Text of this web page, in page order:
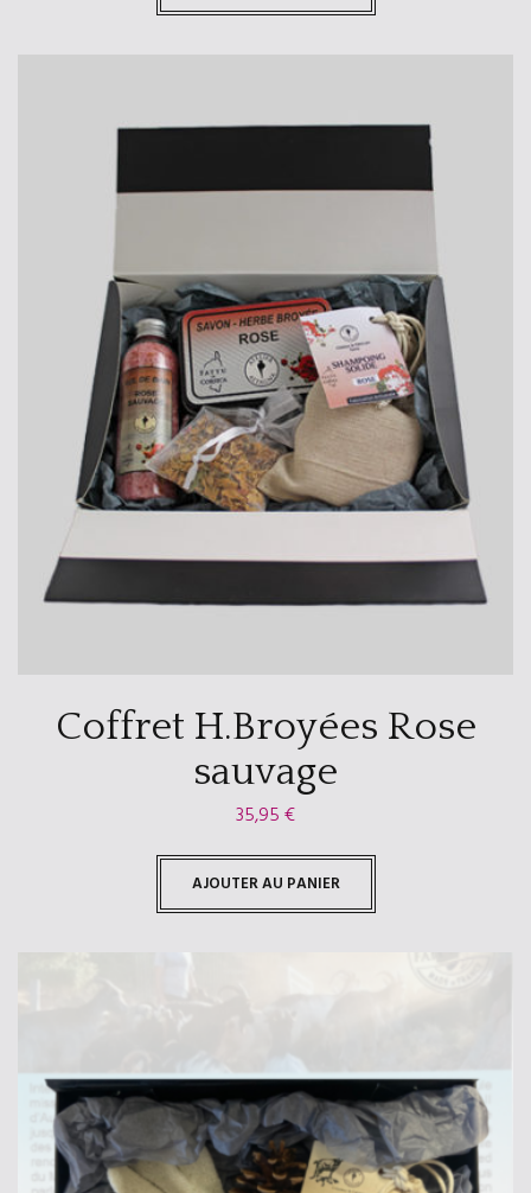
Coffret H.Broyées Rose
sauvage
35,95€
AJOUTER AU PANIER